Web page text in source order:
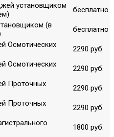
установщиком
бесплатно
(в
бесплатно
Осмотических
2290 руб.
Осмотических
2290 руб.
Проточных
2290 руб.
Проточных
2290 руб.
1800 руб.